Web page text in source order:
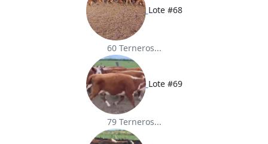
Lote #68
60 Terneros...
Lote #69
79 Terneros...